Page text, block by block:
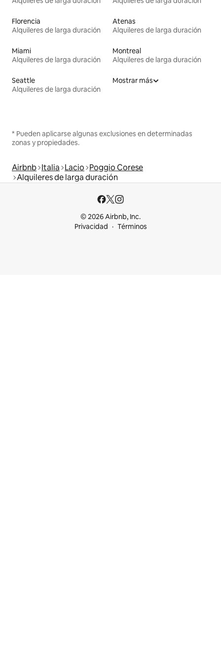
Florencia
Alquileres de larga duración
Atenas
Alquileres de larga duración
Miami
Alquileres de larga duración
Montreal
Alquileres de larga duración
Seattle
Alquileres de larga duración
Mostrar más
* Pueden aplicarse algunas exclusiones en determinadas
zonas y propiedades.
Airbnb Italia Lacio Poggio Corese
Alquileres de larga duración
© 2026 Airbnb, Inc.
Privacidad
Términos